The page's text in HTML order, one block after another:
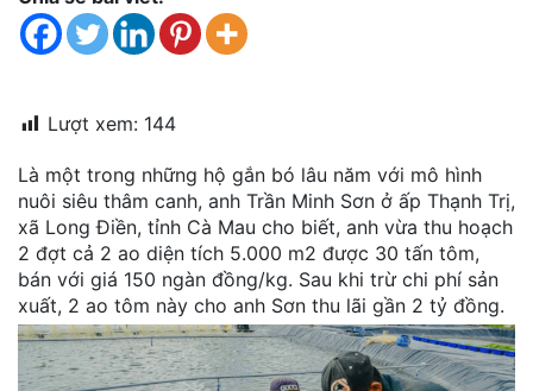
Hướng
đặt
Quy
định
Blog
chia
sẻ
Liên
hệ
Lượt xem: 144
Là một trong những hộ gắn bó lâu năm với mô hình
nuôi siêu thâm canh, anh Trần Minh Sơn ở ấp Thạnh Trị,
xã Long Điền, tỉnh Cà Mau cho biết, anh vừa thu hoạch
2 đợt cả 2 ao diện tích 5.000 m2 được 30 tấn tôm,
bán với giá 150 ngàn đồng/kg. Sau khi trừ chi phí sản
xuất, 2 ao tôm này cho anh Sơn thu lãi gần 2 tỷ đồng.